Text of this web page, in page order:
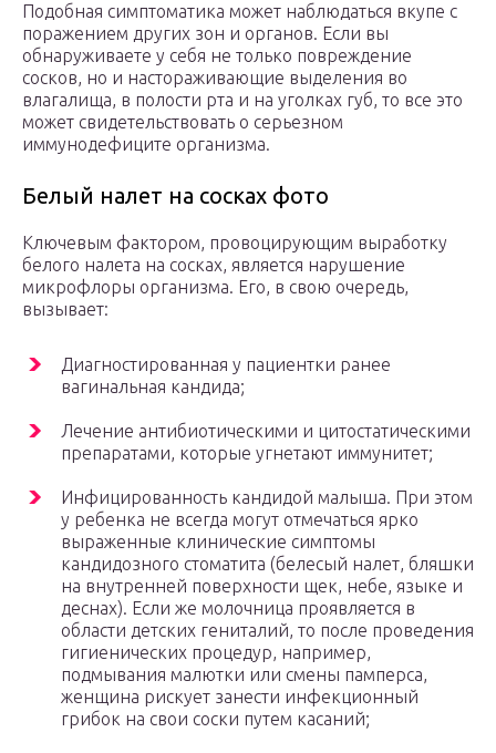
Подобная симптоматика может наблюдаться вкупе с
поражением других зон и органов. Если вы
обнаруживаете у себя не только повреждение
сосков, но и настораживающие выделения во
влагалища, в полости рта и на уголках губ, то все это
может свидетельствовать о серьезном
иммунодефиците организма.
Белый налет на сосках фото
Ключевым фактором, провоцирующим выработку
белого налета на сосках, является нарушение
микрофлоры организма. Его, в свою очередь,
вызывает:
Диагностированная у пациентки ранее
вагинальная кандида;
Лечение антибиотическими и цитостатическими
препаратами, которые угнетают иммунитет;
Инфицированность кандидой малыша. При этом
у ребенка не всегда могут отмечаться ярко
выраженные клинические симптомы
кандидозного стоматита (белесый налет, бляшки
на внутренней поверхности щек, небе, языке и
деснах). Если же молочница проявляется в
области детских гениталий, то после проведения
гигиенических процедур, например,
подмывания малютки или смены памперса,
женщина рискует занести инфекционный
грибок на свои соски путем касаний;